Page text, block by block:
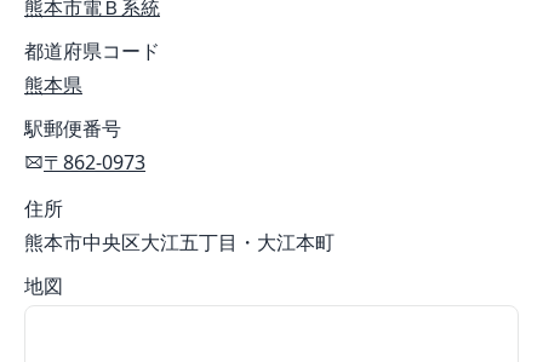
熊本市電Ｂ系統
都道府県コード
熊本県
駅郵便番号
〒862-0973
住所
熊本市中央区大江五丁目・大江本町
地図